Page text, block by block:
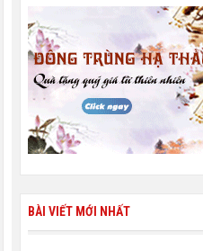
BÀI VIẾT MỚI NHẤT